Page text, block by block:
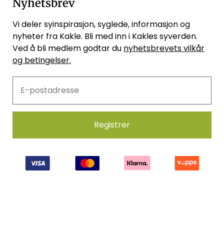
Nyhetsbrev
Vi deler syinspirasjon, syglede, informasjon og
nyheter fra Kakle. Bli med inn i Kakles syverden.
Ved å bli medlem godtar du nyhetsbrevets vilkår
og betingelser.